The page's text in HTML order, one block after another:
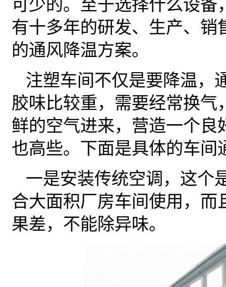
可少的。至于选择什么设
有十多年的研发、生产、
的通风降温方案。
注塑车间不仅是要降温，
胶味比较重，需要经常换
鲜的空气进来，营造一个
也高些。下面是具体的车间
一是安装传统空调，这个
合大面积厂房车间使用，
果差，不能除异味。